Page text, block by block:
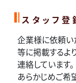
スタッフ登
企業様に依頼い
等に掲載するよ
連絡しています。
あらかじめご希